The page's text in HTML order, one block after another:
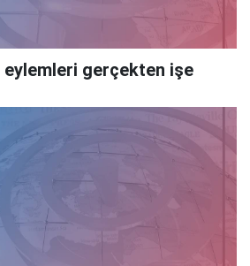
eylemleri gerçekten işe